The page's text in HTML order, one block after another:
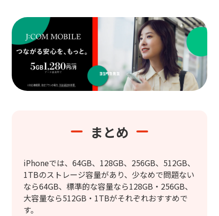
まとめ
iPhoneでは、64GB、128GB、256GB、512GB、
1TBのストレージ容量があり、少なめで問題ない
なら64GB、標準的な容量なら128GB・256GB、
大容量なら512GB・1TBがそれぞれおすすめで
す。